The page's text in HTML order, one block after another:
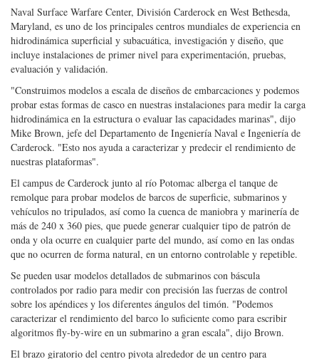
Mike Brown, jefe del Departamento de Ingeniería Naval e Ingeniería de
Carderock. "Esto nos ayuda a caracterizar y predecir el rendimiento de
nuestras plataformas".
El campus de Carderock junto al río Potomac alberga el tanque de
vehículos no tripulados, así como la cuenca de maniobra y marinería de
más de 240 x 360 pies, que puede generar cualquier tipo de patrón de
onda y ola ocurre en cualquier parte del mundo, así como en las ondas
que no ocurren de forma natural, en un entorno controlable y repetible.
Se pueden usar modelos detallados de submarinos con báscula
sobre los apéndices y los diferentes ángulos del timón. "Podemos
caracterizar el rendimiento del barco lo suficiente como para escribir
algoritmos fly-by-wire en un submarino a gran escala", dijo Brown.
El brazo giratorio del centro pivota alrededor de un centro para
evaluaciones de propulsores por turnos y experimentos de control y
depósito en Maryland donde se prueban modelos a escala de barcos y
submarinos.
Pero algunas de las capacidades más impresionantes de Carderock residen
muy lejos, en instalaciones desde Alaska hasta las Bahamas, y desde